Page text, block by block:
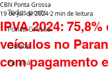
Todos posts
Ponta Grossa
Cidade
Paraná
IPVA 2024: 75,8%
veículos no
com pagamento
CBN Ponta Grossa
19 de jul. de 2024 2 min de leitura